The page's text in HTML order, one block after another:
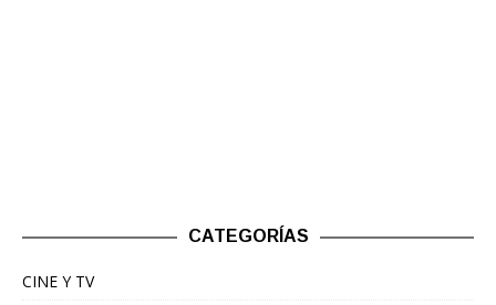
CATEGORÍAS
CINE Y TV